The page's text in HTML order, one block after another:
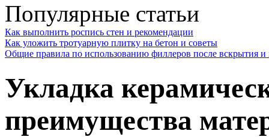
Популярные статьи
Как выполнить роспись стен и рекомендации
Как уложить тротуарную плитку на бетон и советы
Общие правила по использованию филлеров после вскрытия и
Укладка
преимущества